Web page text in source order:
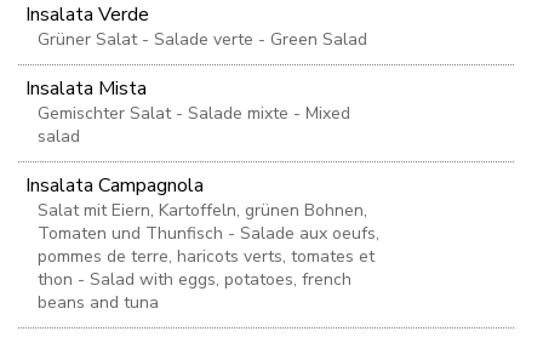
Insalata Verde
Grüner Salat - Salade verte - Green Salad
Insalata Mista
Gemischter Salat - Salade mixte - Mixed
salad
Insalata Campagnola
Salat mit Eiern, Kartoffeln, grünen Bohnen,
Tomaten und Thunfisch - Salade aux oeufs,
pommes de terre, haricots verts, tomates et
thon - Salad with eggs, potatoes, french
beans and tuna